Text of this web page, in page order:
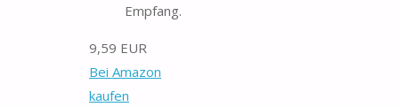
Empfang.
9,59 EUR
Bei Amazon
kaufen